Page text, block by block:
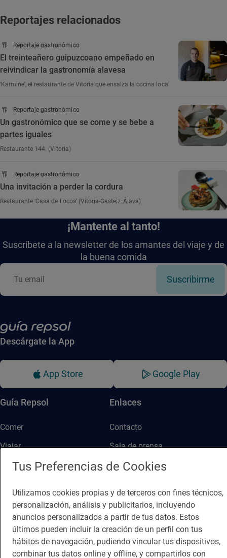
Reportajes relacionados
Reportaje gastronómico
El treinteañero guipuzcoano empeñado en
reivindicar la gastronomía alavesa
'Karmine', el restaurante de Vitoria que ensalza la cocina local
Reportaje gastronómico
Un gastronómico que se come y se bebe a
partes iguales
Restaurante 144. (Vitoria)
Reportaje gastronómico
Una invitación a perder la cordura
Restaurante ‘Casa de Locos’ (Vitoria-Gasteiz, Álava)
¡Mantente al tanto!
Suscríbete a la newsletter de los amantes del viaje y de
la buena comida
Suscribirme
Descárgate la App
App Store Google Play
Guía Repsol
Comer
Viajar
Dormir
Enlaces
Contacto
Sala de prensa
Canal de ética
Política de privacidad Política de cookies Nota legal
Condiciones del servicio
Tus Preferencias de Cookies
Utilizamos cookies propias y de terceros con fines técnicos,
personalización, análisis y publicitarios, incluyendo
anuncios personalizados a partir de tus datos. Estos
últimos pueden incluir la creación de un perfil con tus
hábitos de navegación, pudiendo vincular tus dispositivos,
combinar tus datos online y offline, y compartirlos con